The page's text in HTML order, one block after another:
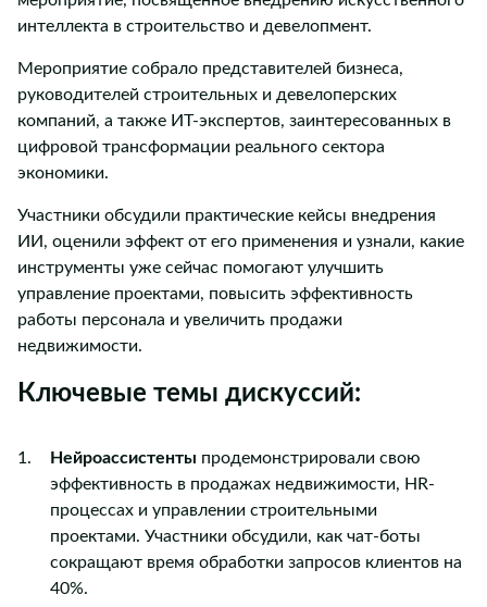
интеллекта в строительство и девелопмент.
Мероприятие собрало представителей бизнеса,
руководителей строительных и девелоперских
компаний, а также ИТ-экспертов, заинтересованных в
цифровой трансформации реального сектора
экономики.
Участники обсудили практические кейсы внедрения
ИИ, оценили эффект от его применения и узнали, какие
инструменты уже сейчас помогают улучшить
управление проектами, повысить эффективность
работы персонала и увеличить продажи
недвижимости.
Ключевые темы дискуссий:
Нейроассистенты продемонстрировали свою
эффективность в продажах недвижимости, HR-
процессах и управлении строительными
проектами. Участники обсудили, как чат-боты
сокращают время обработки запросов клиентов на
40%.